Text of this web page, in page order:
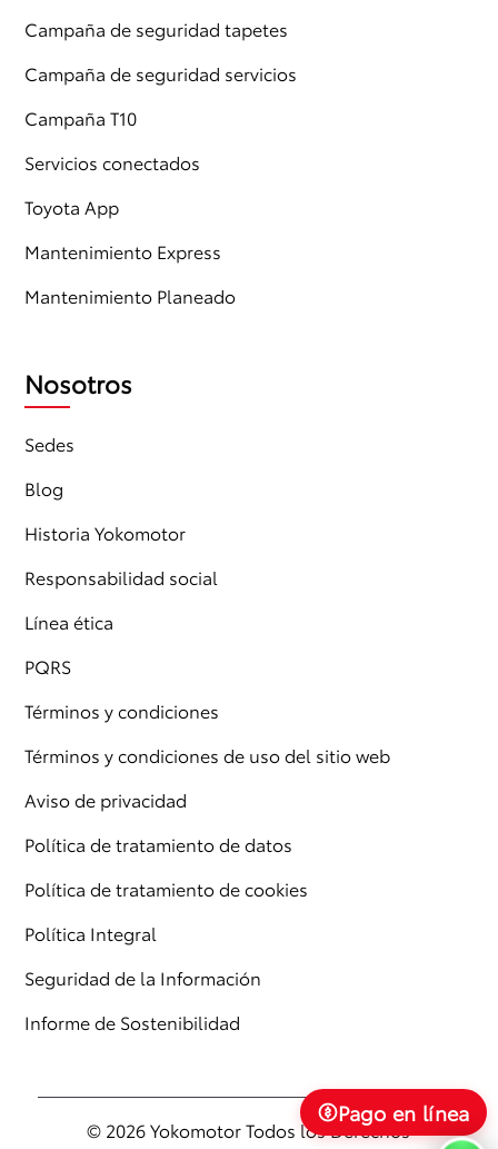
Campaña de seguridad tapetes
Campaña de seguridad servicios
Campaña T10
Servicios conectados
Toyota App
Mantenimiento Express
Mantenimiento Planeado
Nosotros
Sedes
Blog
Historia Yokomotor
Responsabilidad social
Línea ética
PQRS
Términos y condiciones
Términos y condiciones de uso del sitio web
Aviso de privacidad
Política de tratamiento de datos
Política de tratamiento de cookies
Política Integral
Seguridad de la Información
Informe de Sostenibilidad
© 2026 Yokomotor Todos los Derechos
Pago en línea